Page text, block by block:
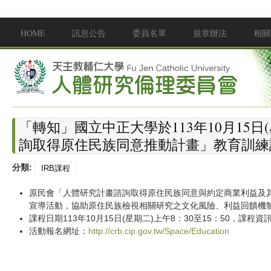
Main menu
HOME 訊息公告 委員名單 規章辦法 相
「轉知」國立中正大學於113年10月15
詢取得原住民族同意推動計畫」教育訓
分類: IRB課程
原民會「人體研究計畫諮詢取得原住民族同意與約定商業利益
宣導活動，協助原住民族檢視相關研究之文化風險、利益回饋機
課程日期113年10月15日(星期二)上午8：30至15：50，課程資
活動報名網址： http://crb.cip.gov.tw/Space/Education